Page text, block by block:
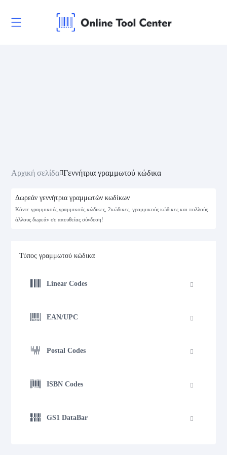
Αρχική σελίδα Γεννήτρια γραμμωτού κώδικα
Δωρεάν γεννήτρια γραμμωτών κωδίκων
Κάντε γραμμικούς γραμμικούς κώδικες, 2κώδικες, γραμμικούς κώδικες και πολλούς
άλλους δωρεάν σε απευθείας σύνδεση!
Τύπος γραμμωτού κώδικα
Linear Codes
EAN/UPC
Postal Codes
ISBN Codes
GS1 DataBar